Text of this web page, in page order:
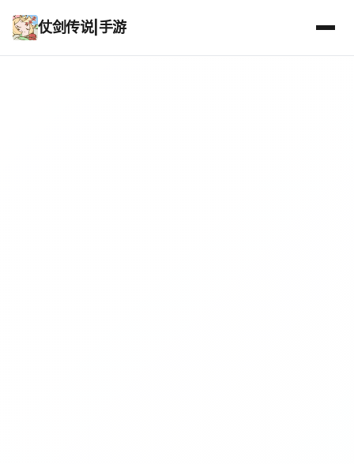
仗剑传说|手游